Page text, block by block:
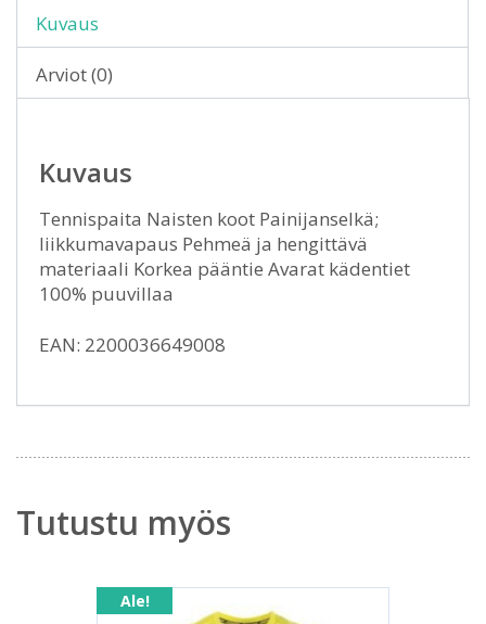
Kuvaus
Arviot (0)
Kuvaus
Tennispaita Naisten koot Painijanselkä;
liikkumavapaus Pehmeä ja hengittävä
materiaali Korkea pääntie Avarat kädentiet
100% puuvillaa
EAN: 2200036649008
Tutustu myös
Ale!